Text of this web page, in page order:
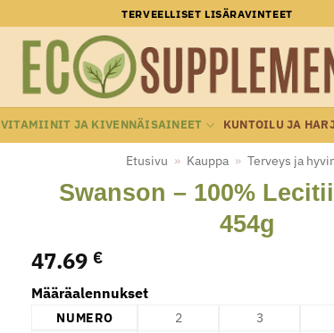
TERVEELLISET LISÄRAVINTEET
VITAMIINIT JA KIVENNÄISAINEET KUNTOILU JA
Etusivu » Kauppa » Terveys ja
Swanson – 100%
454g
47.69 €
Määräalennukset
NUMERO 2 3